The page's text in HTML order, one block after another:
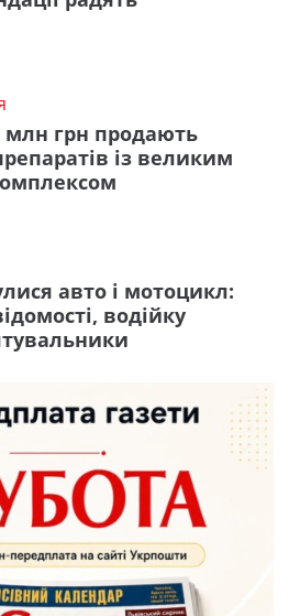
млн грн продають
із великим
авто і мотоцикл:
водійку